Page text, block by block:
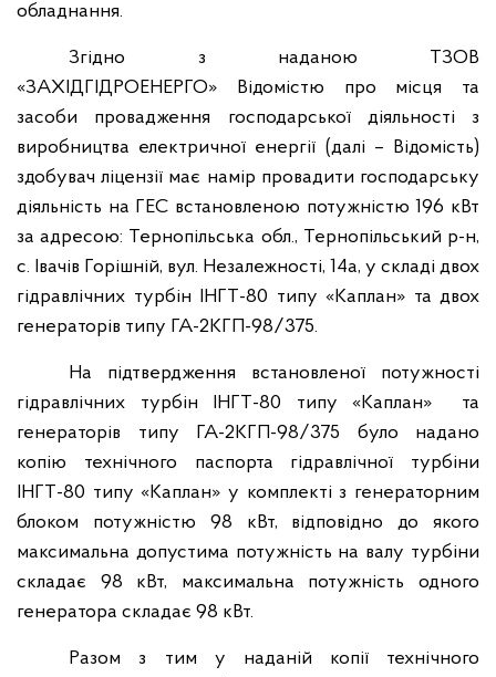
обладнання.
Згідно з наданою ТЗОВ
«ЗАХІДГІДРОЕНЕРГО» Відомістю про місця та
засоби провадження господарської діяльності з
виробництва електричної енергії (далі – Відомість)
здобувач ліцензії має намір провадити господарську
діяльність на ГЕС встановленою потужністю 196 кВт
за адресою: Тернопільська обл., Тернопільський р-н,
с. Івачів Горішній, вул. Незалежності, 14а, у складі двох
гідравлічних турбін ІНГТ-80 типу «Каплан» та двох
генераторів типу ГА-2КГП-98/375.
На підтвердження встановленої потужності
гідравлічних турбін ІНГТ-80 типу «Каплан» та
генераторів типу ГА-2КГП-98/375 було надано
копію технічного паспорта гідравлічної турбіни
ІНГТ-80 типу «Каплан» у комплекті з генераторним
блоком потужністю 98 кВт, відповідно до якого
максимальна допустима потужність на валу турбіни
складає 98 кВт, максимальна потужність одного
генератора складає 98 кВт.
Разом з тим у наданій копії технічного